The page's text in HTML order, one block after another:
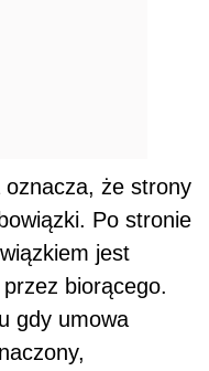
że strony
Po stronie
jest
biorącego.
gdy umowa